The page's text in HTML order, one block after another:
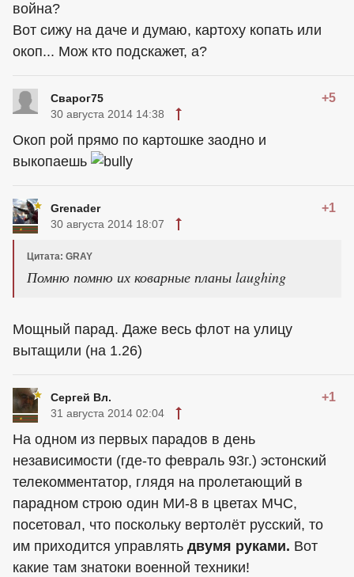
война?
Вот сижу на даче и думаю, картоху копать или
окоп... Мож кто подскажет, а?
Сварог75 +5
30 августа 2014 14:38
Окоп рой прямо по картошке заодно и
выкопаешь
Grenader +1
30 августа 2014 18:07
Цитата: GRAY
Помню помню их коварные планы laughing
Мощный парад. Даже весь флот на улицу
вытащили (на 1.26)
Сергей Вл. +1
31 августа 2014 02:04
На одном из первых парадов в день
независимости (где-то февраль 93г.) эстонский
телекомментатор, глядя на пролетающий в
парадном строю один МИ-8 в цветах МЧС,
посетовал, что поскольку вертолёт русский, то
им приходится управлять двумя руками. Вот
какие там знатоки военной техники!